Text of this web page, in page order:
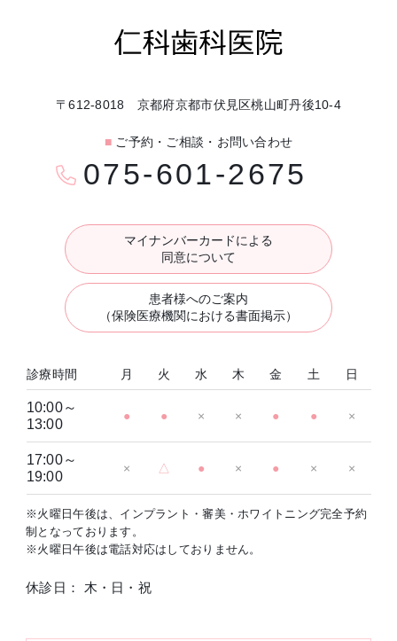
〒612-8018 京都府京都市伏見区桃山町丹後10-4
■ ご予約・ご相談・お問い合わせ
075-601-2675
マイナンバーカードによる
同意について
患者様へのご案内
（保険医療機関における書面掲示）
診療時間 月 火 水 木 金 土 日
10:00～
13:00
● ● × × ● ● ×
17:00～
19:00
× △ ● × ● × ×
※火曜日午後は、インプラント・審美・ホワイトニング完全予約
制となっております。
※火曜日午後は電話対応はしておりません。
休診日： 木・日・祝